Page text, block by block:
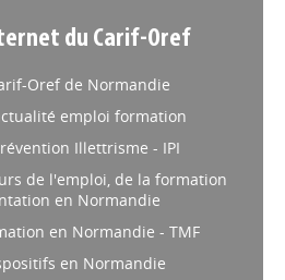
du Carif-Oref
Oref de Normandie
emploi formation
Illettrisme - IPI
de l'emploi, de la formation
en Normandie
en Normandie - TMF
en Normandie